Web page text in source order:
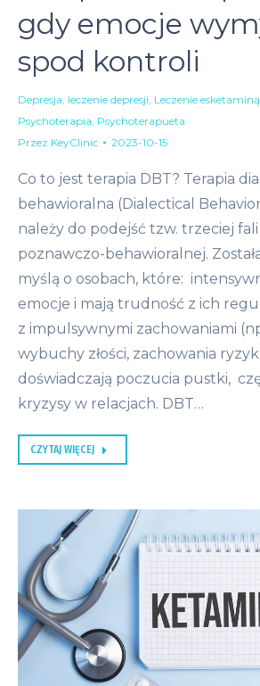
gdy emocje
spod kontroli
Depresja, leczenie depresji, Leczenie esketaminą
Psychoterapia, Psychoterapueta
Przez KeyClinic 2023-10-15
Co to jest terapia DBT? Terapia
behawioralna (Dialectical
należy do podejść tzw. trzeciej
poznawczo-behawioralnej.
myślą o osobach, które:
emocje i mają trudność z ich
z impulsywnymi zachowaniami
wybuchy złości, zachowania
doświadczają poczucia pustki,
kryzysy w relacjach. DBT…
CZYTAJ WIĘCEJ